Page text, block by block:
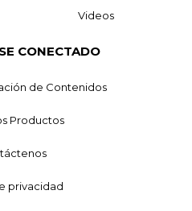
Videos
CONECTADO
de Contenidos
Productos
privacidad